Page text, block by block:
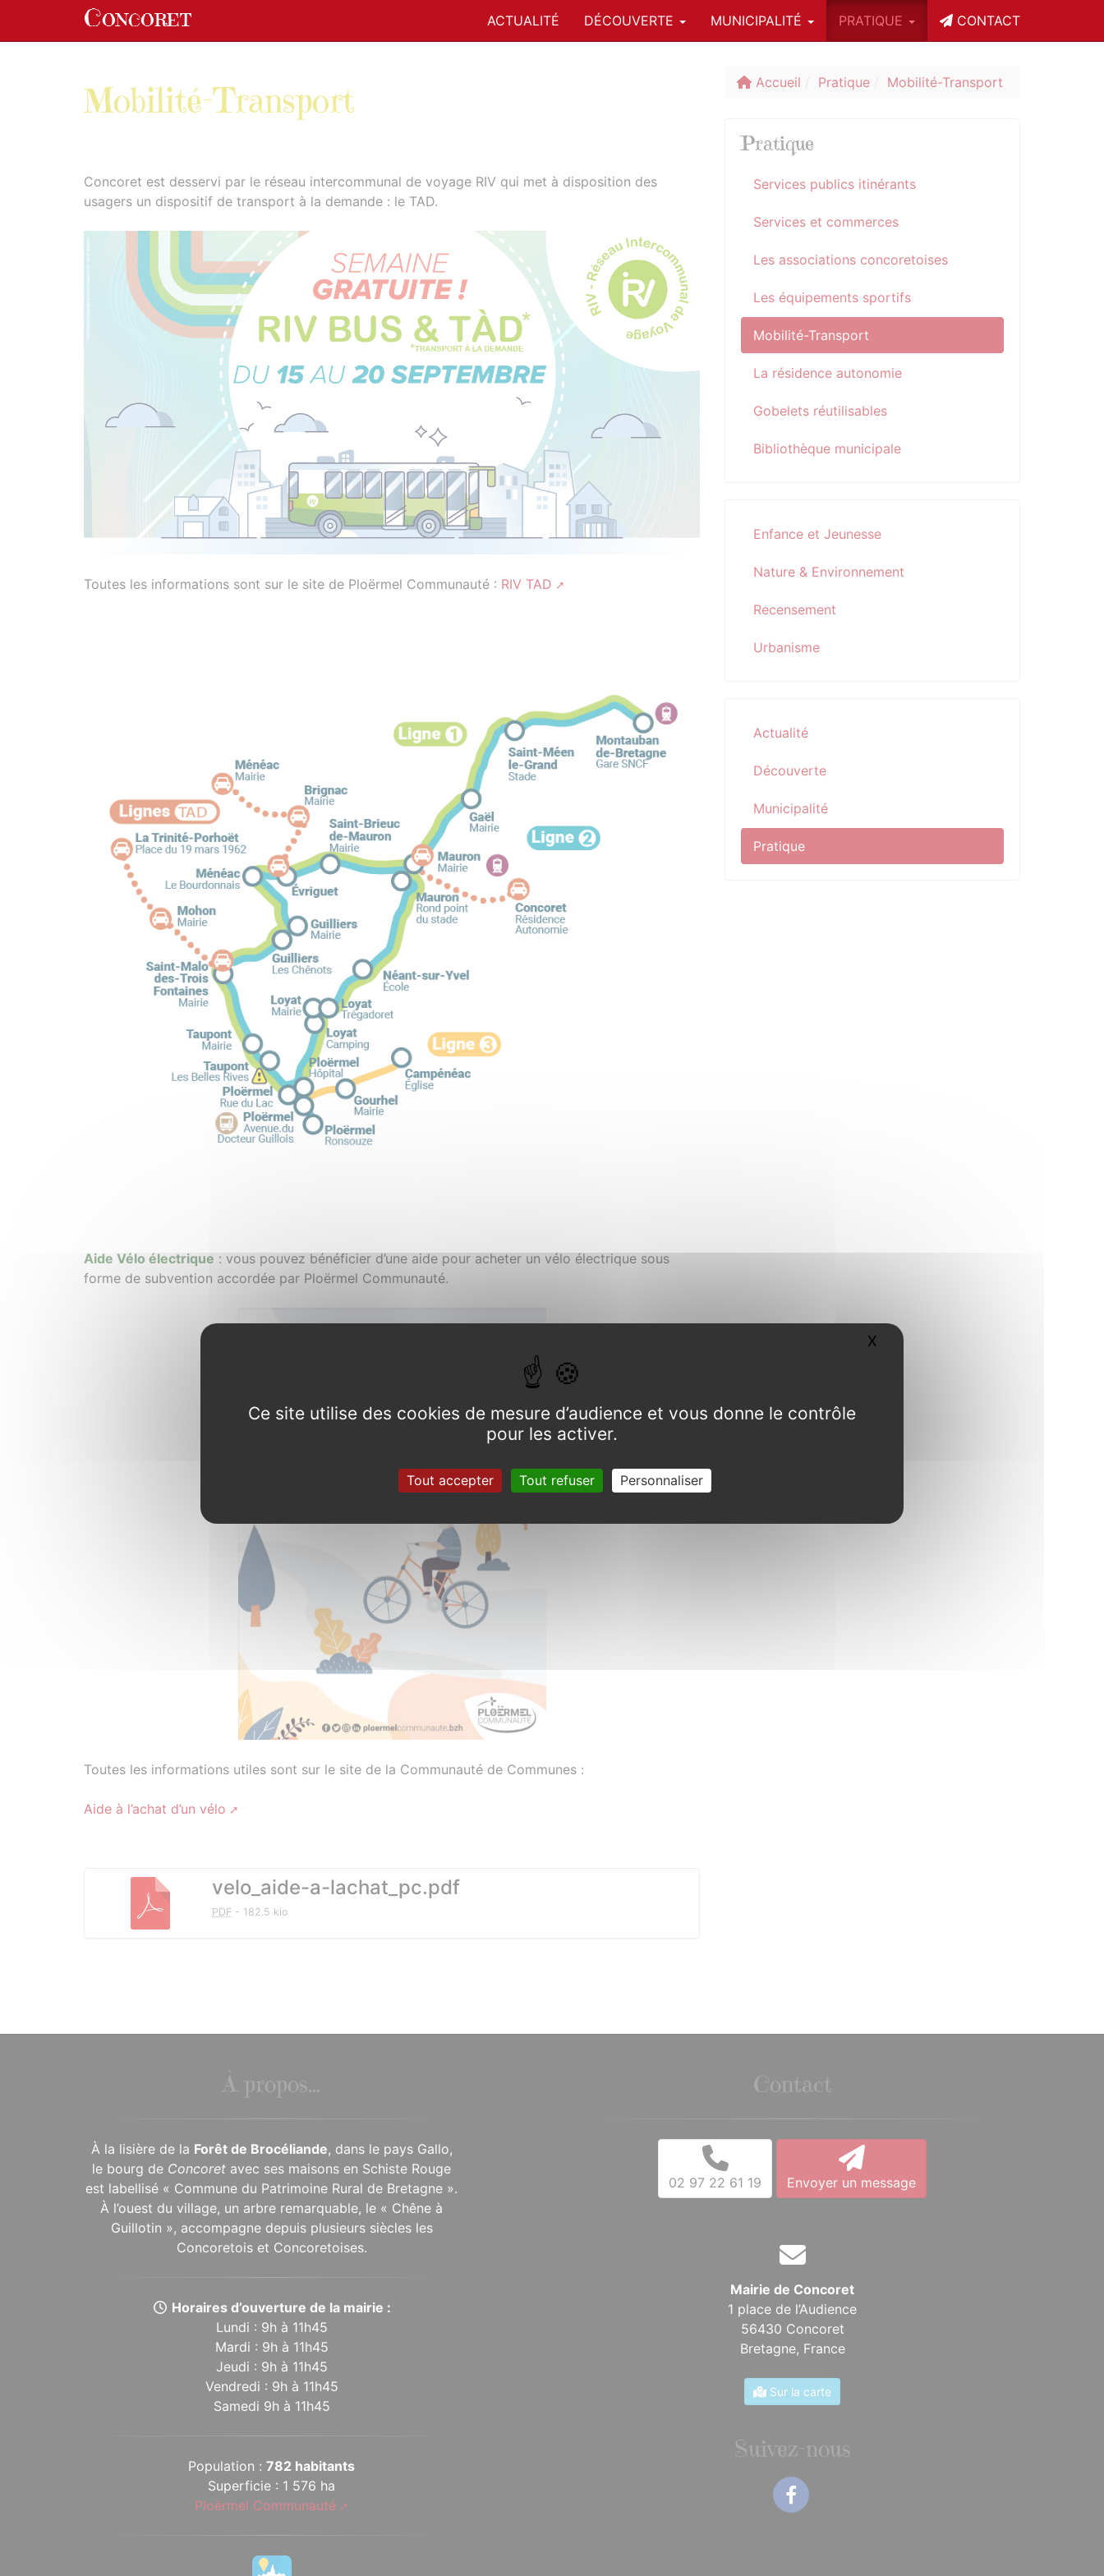
Concoret ACTUALITÉ DÉCOUVERTE MUNICIPALITÉ PRATIQUE CONTACT
Mobilité-Transport
Concoret est desservi par le réseau intercommunal de voyage RIV qui met à disposition des
usagers un dispositif de transport à la demande : le TAD.
Toutes les informations sont sur le site de Ploërmel Communauté : RIV TAD
Aide Vélo électrique : vous pouvez bénéficier d’une aide pour acheter un vélo électrique sous
forme de subvention accordée par Ploërmel Communauté.
Toutes les informations utiles sont sur le site de la Communauté de Communes :
Aide à l’achat d’un vélo
Documents à télécharger
velo_aide-a-lachat_pc.pdf
PDF - 182.5 kio
Accueil Pratique Mobilité-Transport
Pratique
Services publics itinérants
Services et commerces
Les associations concoretoises
Les équipements sportifs
Mobilité-Transport
La résidence autonomie
Gobelets réutilisables
Bibliothèque municipale
Enfance et Jeunesse
Nature & Environnement
Recensement
Urbanisme
Actualité
Découverte
Municipalité
Pratique
À propos...
À la lisière de la Forêt de Brocéliande, dans le pays Gallo,
le bourg de Concoret avec ses maisons en Schiste Rouge
est labellisé « Commune du Patrimoine Rural de Bretagne ».
À l’ouest du village, un arbre remarquable, le « Chêne à
Guillotin », accompagne depuis plusieurs siècles les
Concoretois et Concoretoises.
Horaires d’ouverture de la mairie :
Lundi : 9h à 11h45
Mardi : 9h à 11h45
Jeudi : 9h à 11h45
Vendredi : 9h à 11h45
Samedi 9h à 11h45
Population :782 habitants
Superficie : 1 576 ha
Ploërmel Communauté
Contact
02 97 22 61 19 Envoyer un message
Mairie de Concoret
1 place de l’Audience
56430 Concoret
Bretagne, France
Sur la carte
Suivez-nous
Panneau de gestion des cookies
Ce site utilise des cookies de mesure d’audience et vous donne le contrôle
pour les activer.
Tout accepter Tout refuser Personnaliser
X Masquer le bandeau des cookies